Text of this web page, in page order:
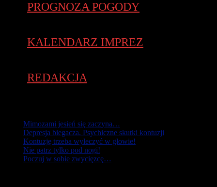
PROGNOZA POGODY
KALENDARZ IMPREZ
REDAKCJA
Mimozami jesień się zaczyna…
Depresja biegacza. Psychiczne skutki kontuzji
Kontuzję trzeba wyleczyć w głowie!
Nie patrz tylko pod nogi!
Poczuj w sobie zwycięzcę…